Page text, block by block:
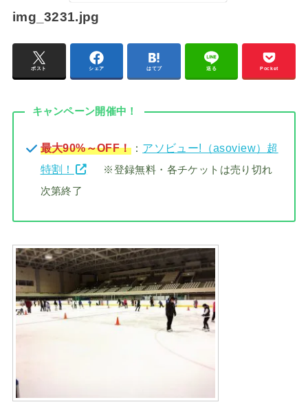
img_3231.jpg
ポスト シェア はてブ 送る Pocket
キャンペーン開催中！
最大90%～OFF！： アソビュー!（asoview）超
特割！
※登録無料・各チケットは売り切れ
次第終了